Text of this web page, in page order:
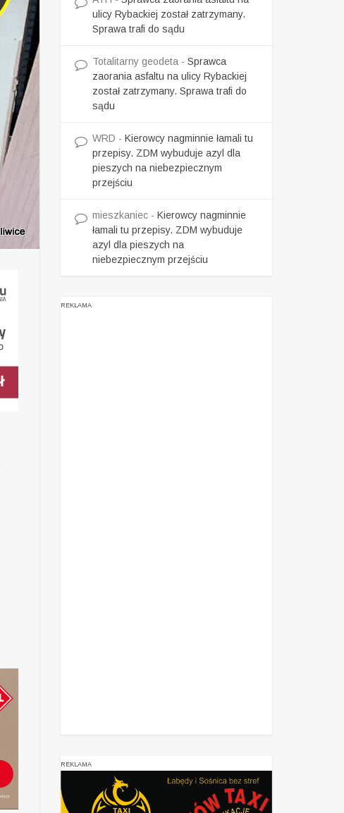
ulicy Rybackiej został zatrzymany.
Sprawa trafi do sądu
Totalitarny geodeta - Sprawca
zaorania asfaltu na ulicy Rybackiej
został zatrzymany. Sprawa trafi do
sądu
WRD - Kierowcy nagminnie łamali tu
przepisy. ZDM wybuduje azyl dla
pieszych na niebezpiecznym
przejściu
mieszkaniec - Kierowcy nagminnie
łamali tu przepisy. ZDM wybuduje
azyl dla pieszych na
niebezpiecznym przejściu
REKLAMA
REKLAMA